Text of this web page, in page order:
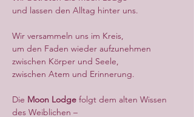
und lassen den Alltag hinter uns.
Wir versammeln uns im Kreis,
um den Faden wieder aufzunehmen
zwischen Körper und Seele,
zwischen Atem und Erinnerung.
Die Moon Lodge folgt dem alten Wissen
des Weiblichen –